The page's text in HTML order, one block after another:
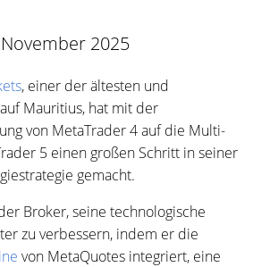
2025
, einer der ältesten und
Mauritius, hat mit der
von MetaTrader 4 auf die Multi-
5 einen großen Schritt in seiner
gemacht.
Broker, seine technologische
zu verbessern, indem er die
von MetaQuotes integriert, eine